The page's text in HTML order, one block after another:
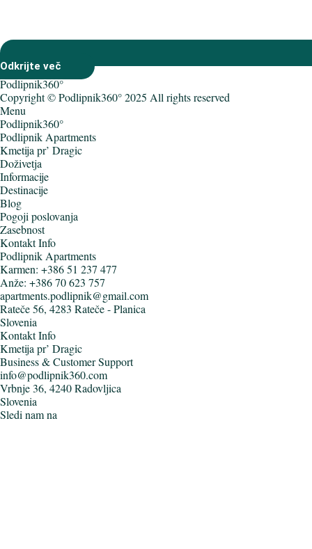
Odkrijte več
Podlipnik360°
Copyright © Podlipnik360° 2025 All rights reserved
Menu
Podlipnik360°
Podlipnik Apartments
Kmetija pr’ Dragic
Doživetja
Informacije
Destinacije
Blog
Pogoji poslovanja
Zasebnost
Kontakt Info
Podlipnik Apartments
Karmen: +386 51 237 477
Anže: +386 70 623 757
apartments.podlipnik@gmail.com
Rateče 56, 4283 Rateče - Planica
Slovenia
Kontakt Info
Kmetija pr’ Dragic
Business & Customer Support
info@podlipnik360.com
Vrbnje 36, 4240 Radovljica
Slovenia
Sledi nam na